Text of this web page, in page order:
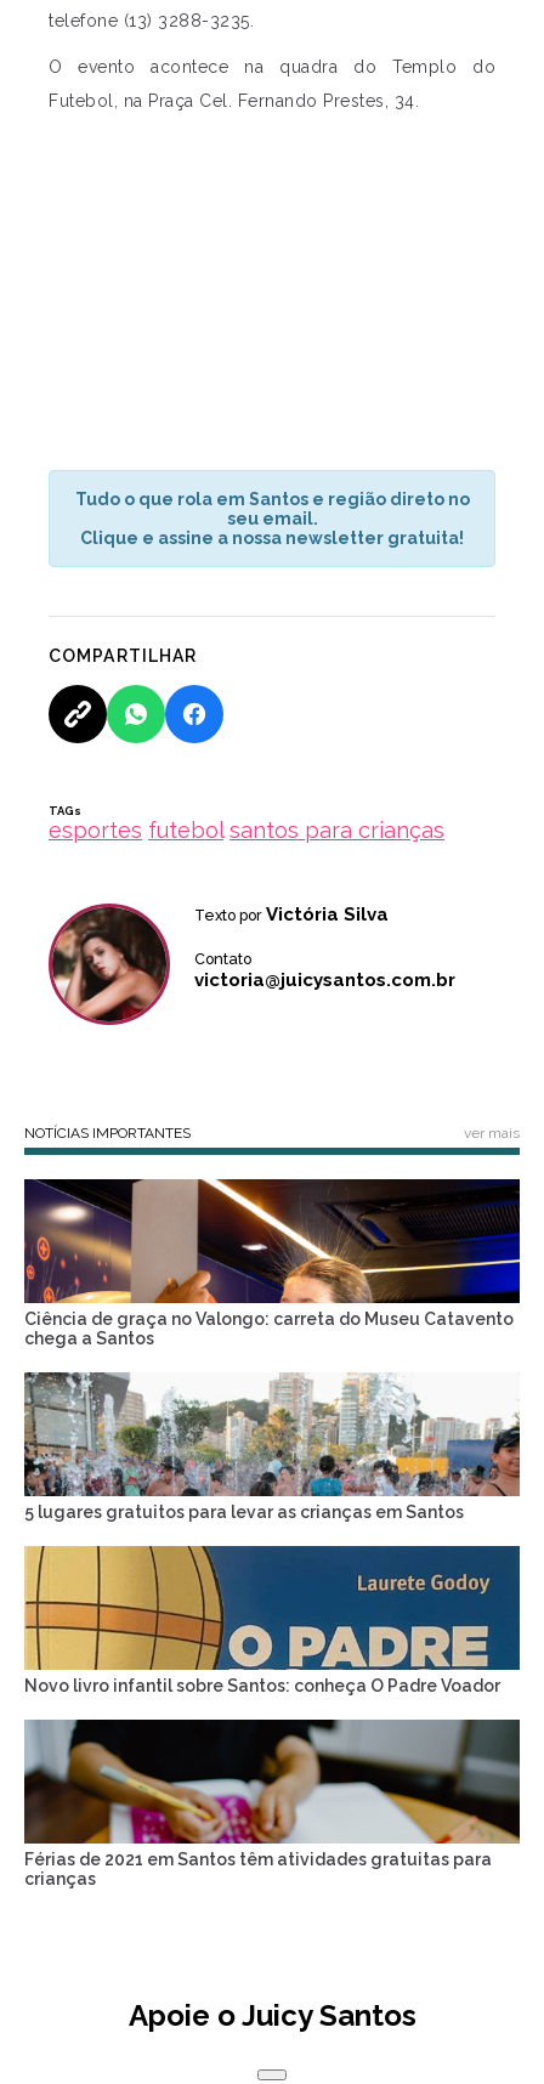
telefone (13) 3288-3235.
O evento acontece na quadra do Templo do
Futebol, na Praça Cel. Fernando Prestes, 34.
Tudo o que rola em Santos e região direto no
seu email.
Clique e assine a nossa newsletter gratuita!
COMPARTILHAR
TAGs
esportes futebol santos para crianças
Texto por Victória Silva
Contato
victoria@juicysantos.com.br
NOTÍCIAS IMPORTANTES ver mais
Ciência de graça no Valongo: carreta do Museu Catavento
chega a Santos
5 lugares gratuitos para levar as crianças em Santos
Novo livro infantil sobre Santos: conheça O Padre Voador
Férias de 2021 em Santos têm atividades gratuitas para
crianças
Apoie o Juicy Santos